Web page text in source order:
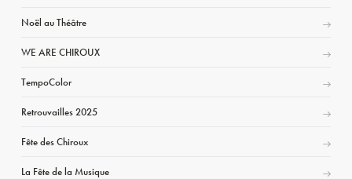
Noël au Théâtre
WE ARE CHIROUX
TempoColor
Retrouvailles 2025
Fête des Chiroux
La Fête de la Musique